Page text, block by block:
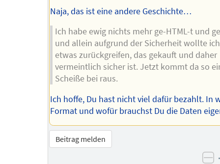
Naja, das ist eine andere Geschichte…
Ich habe ewig nichts mehr ge-HTML-t und
und allein aufgrund der Sicherheit wollte
etwas zurückgreifen, das gekauft und daher
vermeintlich sicher ist. Jetzt kommt da so
Scheiße bei raus.
Ich hoffe, Du hast nicht viel dafür bezahlt. In
Format und wofür brauchst Du die Daten
Beitrag melden